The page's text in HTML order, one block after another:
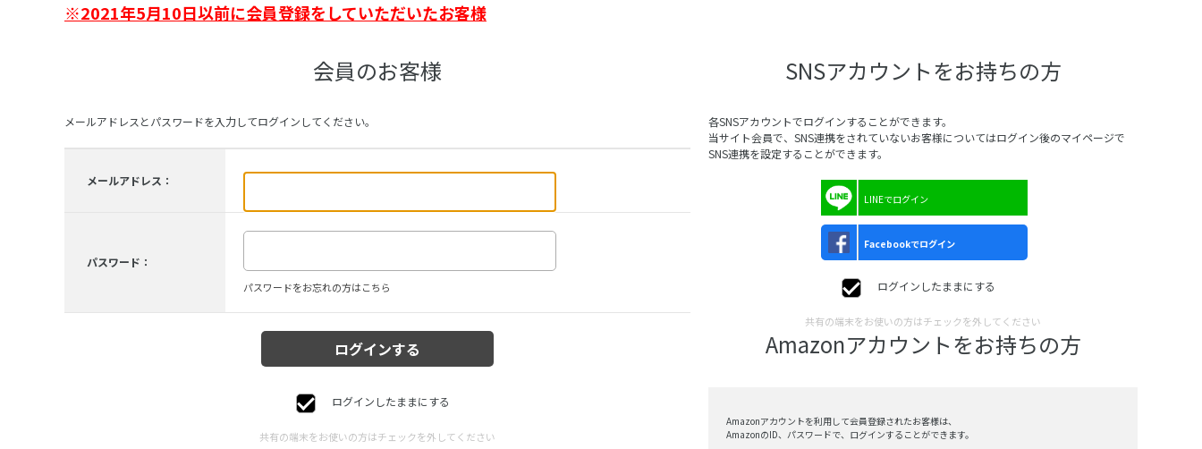
※2021年5月10日以前に会員登録をしていただいたお客様
会員のお客様
メールアドレスとパスワードを入力してログインしてください。
メールアドレス：
パスワード：
パスワードをお忘れの方はこちら
ログインしたままにする
共有の端末をお使いの方はチェックを外してください
SNSアカウントをお持ちの方
各SNSアカウントでログインすることができます。
当サイト会員で、SNS連携をされていないお客様についてはログイン後のマイページで
SNS連携を設定することができます。
LINEでログイン
Facebookでログイン
ログインしたままにする
共有の端末をお使いの方はチェックを外してください
Amazonアカウントをお持ちの方
Amazonアカウントを利用して会員登録されたお客様は、
AmazonのID、パスワードで、ログインすることができます。